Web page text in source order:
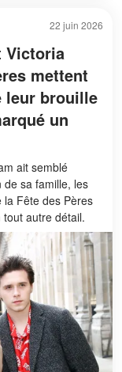
22 juin 2026
Victoria
mettent
leur brouille
un
ait semblé
sa famille, les
la Fête des Pères
autre détail.